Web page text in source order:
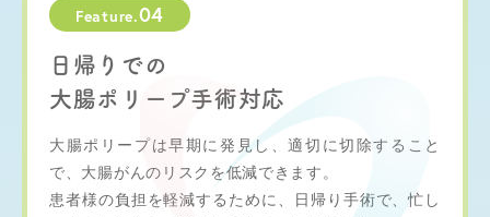
Feature.04
日帰りでの
大腸ポリープ手術対応
大腸ポリープは早期に発見し、適切に切除すること
で、大腸がんのリスクを低減できます。
患者様の負担を軽減するために、日帰り手術で、忙し